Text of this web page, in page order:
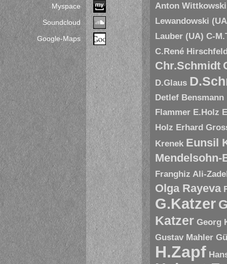
Myspace
Soundcloud
Google-Maps
Anton
Lewandowski
Lauber (UA) C-
C.René
Chr.Schmidt
D.Glaus
Detlef Bensmann
Flammer E.Holz
Holz Erhard
Krenek Eunsil
Mendelsohn-
Franghiz Ali-
Olga Rayeva
G.Katzer
Katzer Georg
Gustav Mahler
H.Zapf